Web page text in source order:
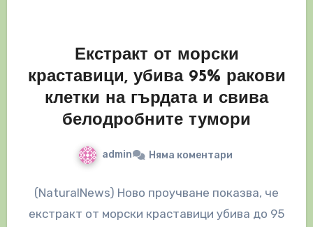
Екстракт от морски
краставици, убива 95% ракови
клетки на гърдата и свива
белодробните тумори
admin Няма коментари
(NaturalNews) Ново проучване показва, че
екстракт от морски краставици убива до 95